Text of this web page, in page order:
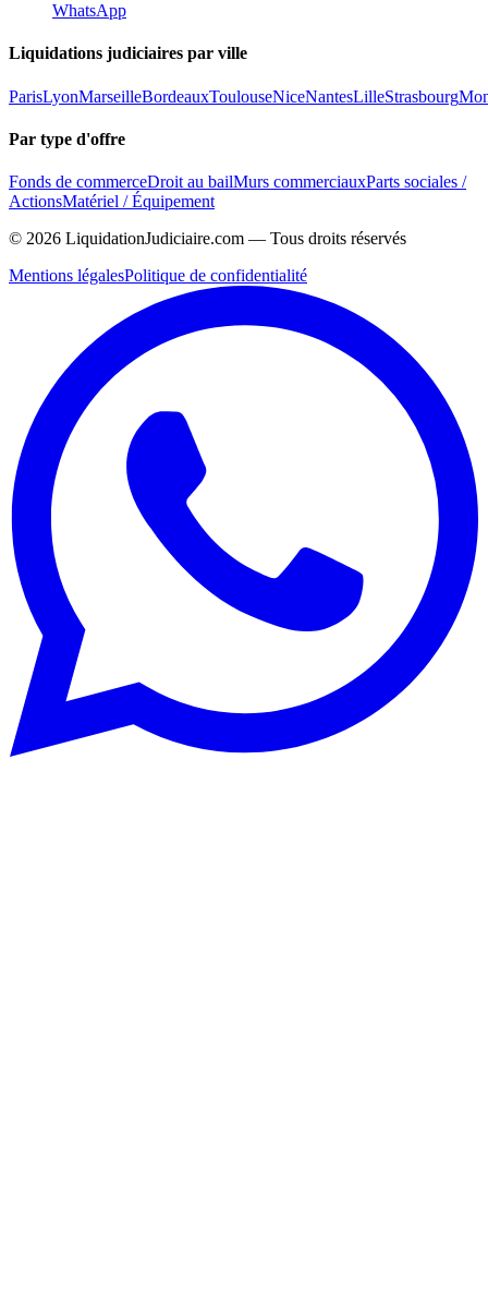
WhatsApp
Liquidations judiciaires par ville
ParisLyonMarseilleBordeauxToulouseNiceNantesLilleStrasbourg
Par type d'offre
Fonds de commerceDroit au bailMurs commerciauxParts sociales /
ActionsMatériel / Équipement
© 2026 LiquidationJudiciaire.com — Tous droits réservés
Mentions légalesPolitique de confidentialité